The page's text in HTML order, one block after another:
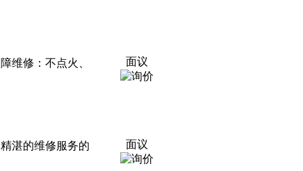
维修：不点火、
面议
湛的维修服务的
面议